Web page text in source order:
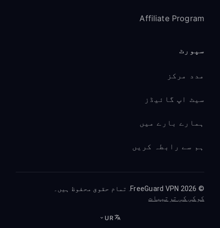
Affiliate Program
سپورٹ
مدد مرکز
سیٹ اپ گائیڈز
ہمارے بارے میں
ہم سے رابطہ کریں
© 2026 FreeGuard VPN. تمام حقوق محفوظ ہیں۔
کوکی کی ترتیبات
UR